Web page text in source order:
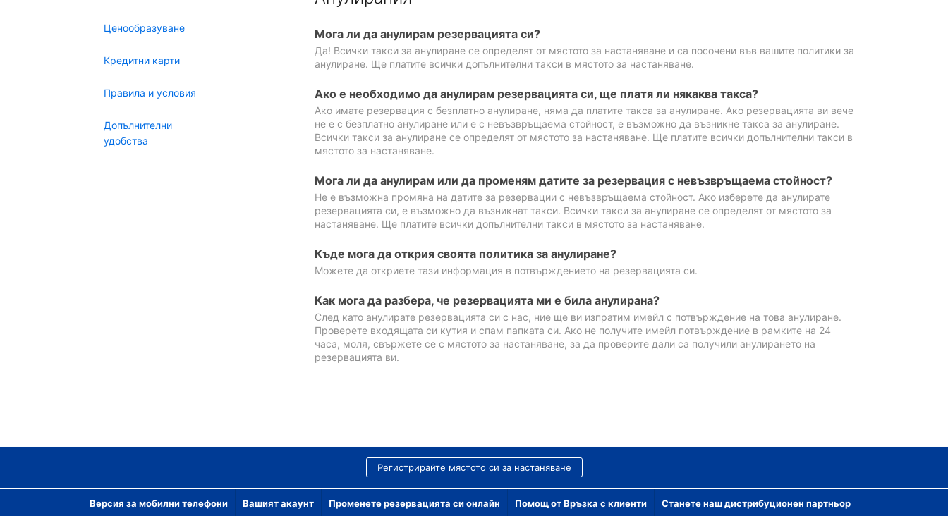
Ценообразуване
Кредитни карти
Правила и условия
Допълнителни
удобства
Мога ли да анулирам резервацията си?
Да! Всички такси за анулиране се определят от мястото за настаняване и са посочени във вашите политики за
анулиране. Ще платите всички допълнителни такси в мястото за настаняване.
Ако е необходимо да анулирам резервацията си, ще платя ли някаква такса?
Ако имате резервация с безплатно анулиране, няма да платите такса за анулиране. Ако резервацията ви вече
не е с безплатно анулиране или е с невъзвръщаема стойност, е възможно да възникне такса за анулиране.
Всички такси за анулиране се определят от мястото за настаняване. Ще платите всички допълнителни такси в
мястото за настаняване.
Мога ли да анулирам или да променям датите за резервация с невъзвръщаема стойност?
Не е възможна промяна на датите за резервации с невъзвръщаема стойност. Ако изберете да анулирате
резервацията си, е възможно да възникнат такси. Всички такси за анулиране се определят от мястото за
настаняване. Ще платите всички допълнителни такси в мястото за настаняване.
Къде мога да открия своята политика за анулиране?
Можете да откриете тази информация в потвърждението на резервацията си.
Как мога да разбера, че резервацията ми е била анулирана?
След като анулирате резервацията си с нас, ние ще ви изпратим имейл с потвърждение на това анулиране.
Проверете входящата си кутия и спам папката си. Ако не получите имейл потвърждение в рамките на 24
часа, моля, свържете се с мястото за настаняване, за да проверите дали са получили анулирането на
резервацията ви.
Регистрирайте мястото си за настаняване
Версия за мобилни телефони Вашият акаунт Променете резервацията си онлайн Помощ от Връзка с клиенти Станете наш дистрибуционен партньор